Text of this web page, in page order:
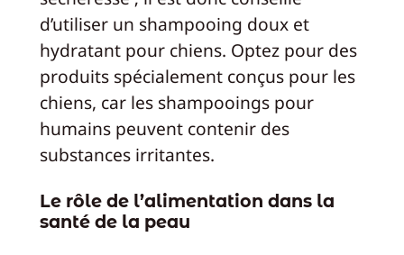
d’utiliser un shampooing doux et
hydratant pour chiens. Optez pour des
produits spécialement conçus pour les
chiens, car les shampooings pour
humains peuvent contenir des
substances irritantes.
Le rôle de l’alimentation dans la
santé de la peau